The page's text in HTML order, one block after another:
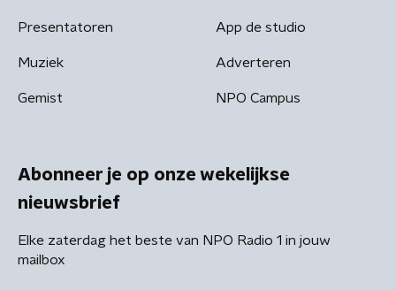
Presentatoren
Muziek
Gemist
App de studio
Adverteren
NPO Campus
Abonneer je op onze wekelijkse
nieuwsbrief
Elke zaterdag het beste van NPO Radio 1 in jouw
mailbox